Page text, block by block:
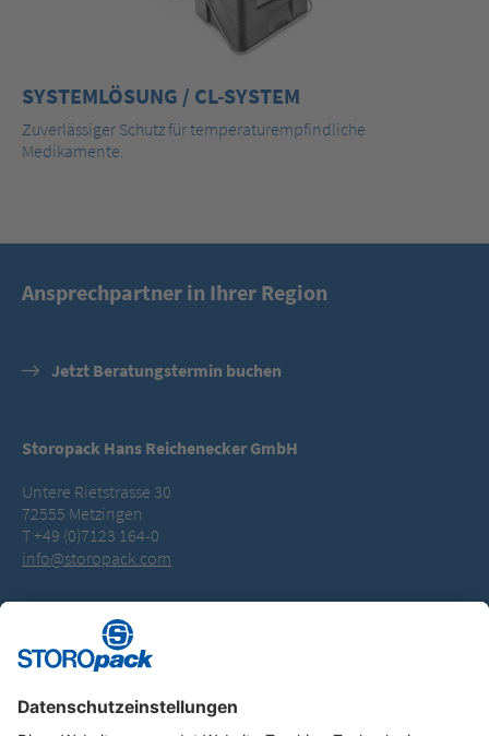
SYSTEMLÖSUNG / CL-SYSTEM
Zuverlässiger Schutz für temperaturempfindliche
Medikamente.
Ansprechpartner in Ihrer Region
Jetzt Beratungstermin buchen
Storopack Hans Reichenecker GmbH
Untere Rietstrasse 30
72555 Metzingen
T +49 (0)7123 164-0
info@storopack.com